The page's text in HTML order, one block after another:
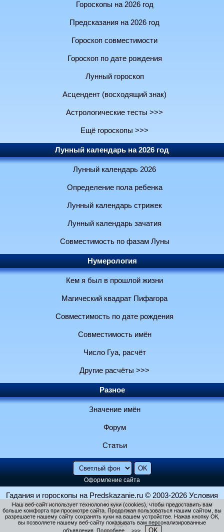
Гороскопы на 2026 год
Предсказания на 2026 год
Гороскоп совместимости
Гороскоп по дате рождения
Лунный гороскоп
Асцендент (восходящий знак)
Астрологические тесты >>>
Ещё гороскопы >>>
Лунный календарь на 2026 год
Лунный календарь 2026
Определение пола ребенка
Лунный календарь стрижек
Лунный календарь зачатия
Совместимость по фазам Луны
Нумерология
Кем я был в прошлой жизни
Магический квадрат Пифагора
Совместимость по дате рождения
Совместимость имён
Число Гуа, расчёт
Другие расчёты >>>
Разное
Значение имён
Форум
Статьи
Оформление сайта
Гадания и гороскопы на Predskazanie.ru © 2003-2026 Условия
использования и контакты Политика конфиденциальности
Использование файлов cookie
Наш веб-сайт использует технологию куки (cookies), чтобы предоставить вам
больше комфорта при просмотре сайта. Продолжая пользоваться нашим сайтом, вы
разрешаете нашему сайту сохранять куки на вашем устройстве. Нажав кнопку ОК,
вы позволяете нашему веб-сайту показывать вам персонализированные
объявления. Подробнее… >>> OK